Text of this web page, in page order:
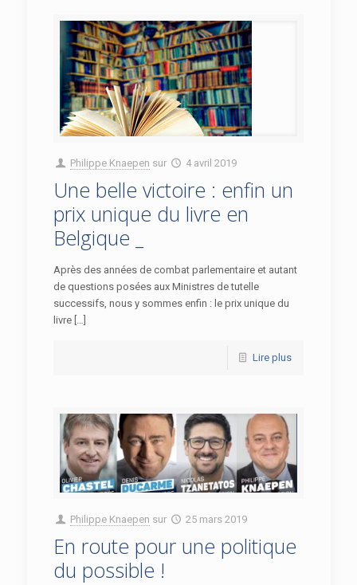
Philippe Knaepen sur 4 avril 2019
Une belle victoire : enfin un
prix unique du livre en
Belgique _
Après des années de combat parlementaire et autant
de questions posées aux Ministres de tutelle
successifs, nous y sommes enfin : le prix unique du
livre […]
Lire plus
Philippe Knaepen sur 25 mars 2019
En route pour une politique
du possible !